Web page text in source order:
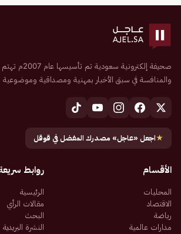
صحيفة إلكترونية
والمنافسة في سبق الأخبار بمهنية ومصداقية وموضوعية
★اجعل «عاجل» مصدرك المفضل في قوقل
الأقسام
المحليات
الاقتصاد
رياضة
مدارات عالمية
روابط
الرئيسية
مقالات الرأي
البحث
النشرة البريدية